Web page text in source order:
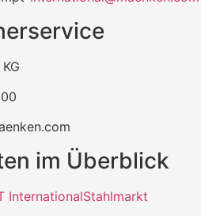
im Überblick
InternationalStahlmarkt